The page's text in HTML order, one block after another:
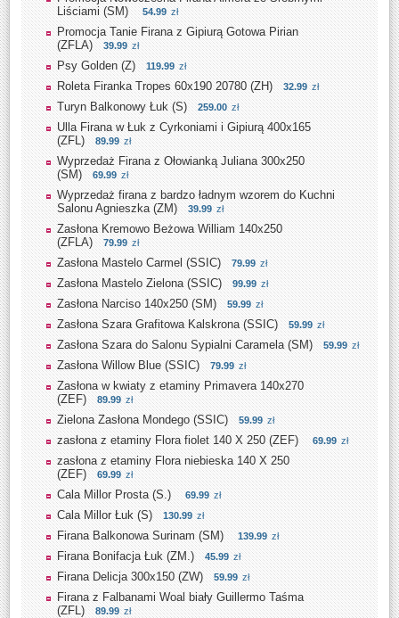
Liściami (SM)
54.99 zł
Promocja Tanie Firana z Gipiurą Gotowa Pirian
(ZFLA)
39.99 zł
Psy Golden (Z) 119.99 zł
Roleta Firanka Tropes 60x190 20780 (ZH) 32.99 zł
Turyn Balkonowy Łuk (S) 259.00 zł
Ulla Firana w Łuk z Cyrkoniami i Gipiurą 400x165
(ZFL)
89.99 zł
Wyprzedaż Firana z Ołowianką Juliana 300x250
(SM)
69.99 zł
Wyprzedaż firana z bardzo ładnym wzorem do Kuchni
Salonu Agnieszka (ZM)
39.99 zł
Zasłona Kremowo Beżowa William 140x250
(ZFLA)
79.99 zł
Zasłona Mastelo Carmel (SSIC) 79.99 zł
Zasłona Mastelo Zielona (SSIC) 99.99 zł
Zasłona Narciso 140x250 (SM) 59.99 zł
Zasłona Szara Grafitowa Kalskrona (SSIC) 59.99 zł
Zasłona Szara do Salonu Sypialni Caramela (SM) 59.99 zł
Zasłona Willow Blue (SSIC) 79.99 zł
Zasłona w kwiaty z etaminy Primavera 140x270
(ZEF)
89.99 zł
Zielona Zasłona Mondego (SSIC) 59.99 zł
zasłona z etaminy Flora fiolet 140 X 250 (ZEF) 69.99 zł
zasłona z etaminy Flora niebieska 140 X 250
(ZEF)
69.99 zł
Cala Millor Prosta (S.) 69.99 zł
Cala Millor Łuk (S) 130.99 zł
Firana Balkonowa Surinam (SM) 139.99 zł
Firana Bonifacja Łuk (ZM.) 45.99 zł
Firana Delicja 300x150 (ZW) 59.99 zł
Firana z Falbanami Woal biały Guillermo Taśma
(ZFL)
89.99 zł